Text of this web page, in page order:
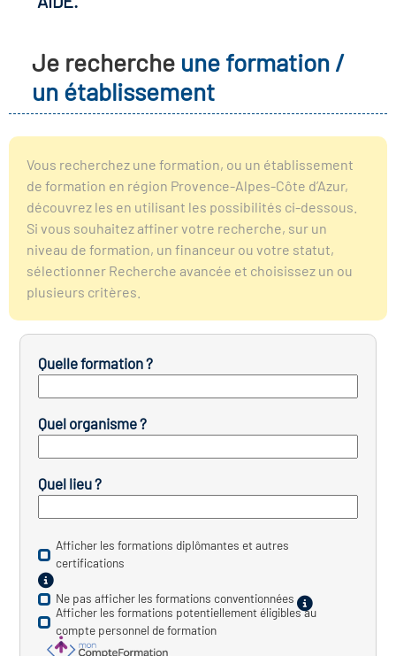
les métiers
clés métiers et
lieu d'information ou
des métiers en
des transitions
Solidaire (ESS)
du secteur sanitaire
de l'Industrie
emploi-formation
des secteurs(en
Je recherche une formation /
un établissement
Vous recherchez une formation, ou un établissement
de formation en région Provence-Alpes-Côte d’Azur,
découvrez les en utilisant les possibilités ci-dessous.
Si vous souhaitez affiner votre recherche, sur un
niveau de formation, un financeur ou votre statut,
sélectionner Recherche avancée et choisissez un ou
plusieurs critères.
Quelle formation ?
Quel organisme ?
Quel lieu ?
Afficher les formations diplômantes et autres
certifications
Ne pas afficher les formations conventionnées
Afficher les formations potentiellement éligibles au
compte personnel de formation